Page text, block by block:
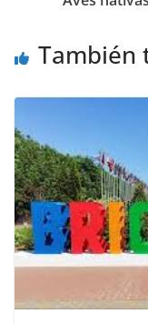
Pensamiento…
También